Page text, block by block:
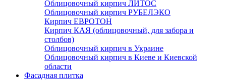
Облицовочный кирпич ЛИТОС
Облицовочный кирпич РУБЕЛЭКО
Кирпич ЕВРОТОН
Кирпич КАЯ (облицовочный, для забора и
столбов)
Облицовочный кирпич в Украине
Облицовочный кирпич в Киеве и Киевской
области
Фасадная плитка